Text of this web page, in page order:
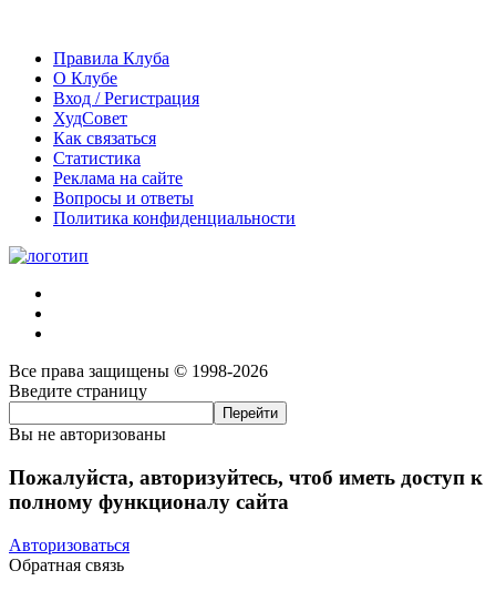
Правила Клуба
О Клубе
Вход / Регистрация
ХудСовет
Как связаться
Статистика
Реклама на сайте
Вопросы и ответы
Политика конфиденциальности
Все права защищены © 1998-2026
Введите страницу
Вы не авторизованы
Пожалуйста, авторизуйтесь, чтоб иметь доступ к
полному функционалу сайта
Авторизоваться
Обратная связь